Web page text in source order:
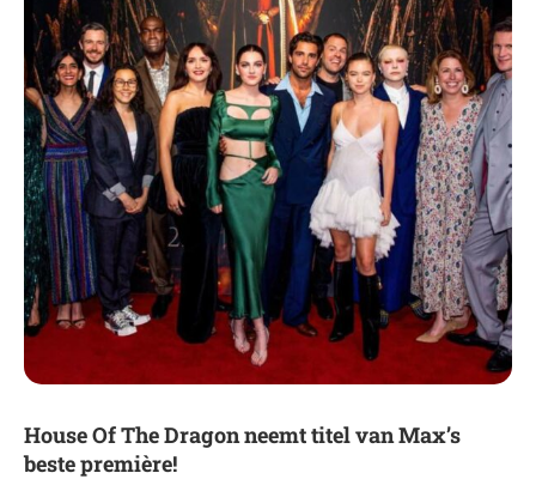
House Of The Dragon neemt titel van Max’s
beste première!